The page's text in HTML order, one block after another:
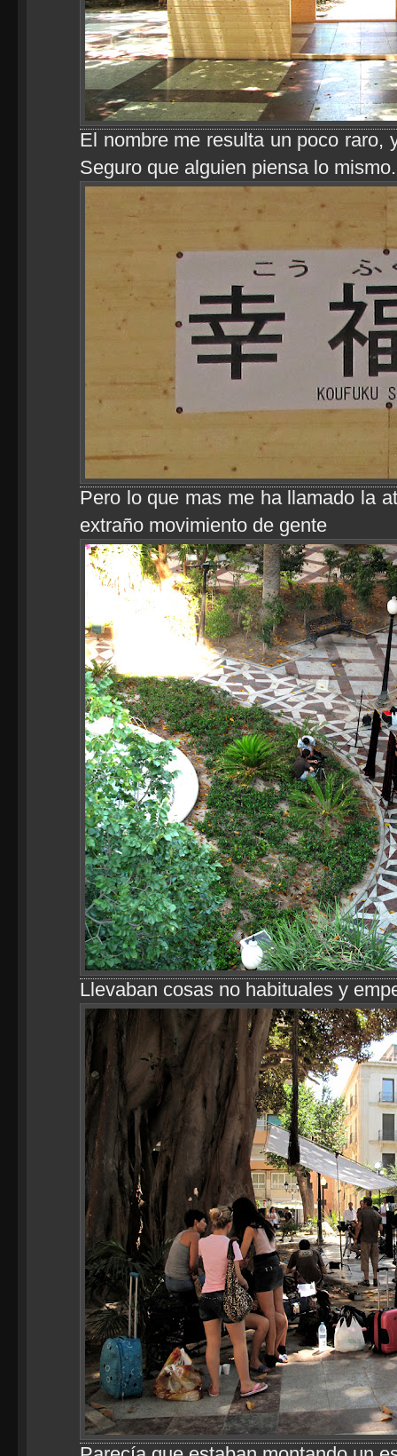
El nombre me resulta un poco raro,
Seguro que alguien piensa lo mismo.
Pero lo que mas me ha llamado la
extraño movimiento de gente
Llevaban cosas no habituales y